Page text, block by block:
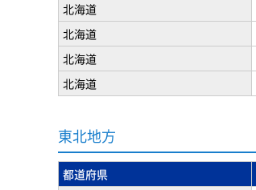
北海道
北海道
北海道
北海道
東北地方
都道府県